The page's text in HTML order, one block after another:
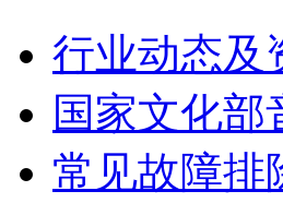
行业动态及
国家文化部
常见故障排